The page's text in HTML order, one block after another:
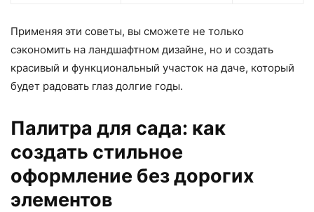
Применяя эти советы, вы сможете не только
сэкономить на ландшафтном дизайне, но и создать
красивый и функциональный участок на даче, который
будет радовать глаз долгие годы.
Палитра для сада: как
создать стильное
оформление без дорогих
элементов